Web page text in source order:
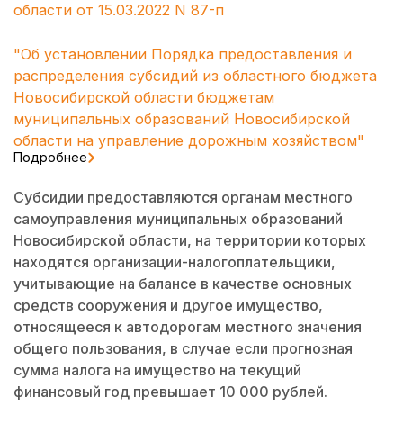
области от 15.03.2022 N 87-п
"Об установлении Порядка предоставления и
распределения субсидий из областного бюджета
Новосибирской области бюджетам
муниципальных образований Новосибирской
области на управление дорожным хозяйством"
Подробнее
Субсидии предоставляются органам местного
самоуправления муниципальных образований
Новосибирской области, на территории которых
находятся организации-налогоплательщики,
учитывающие на балансе в качестве основных
средств сооружения и другое имущество,
относящееся к автодорогам местного значения
общего пользования, в случае если прогнозная
сумма налога на имущество на текущий
финансовый год превышает 10 000 рублей.